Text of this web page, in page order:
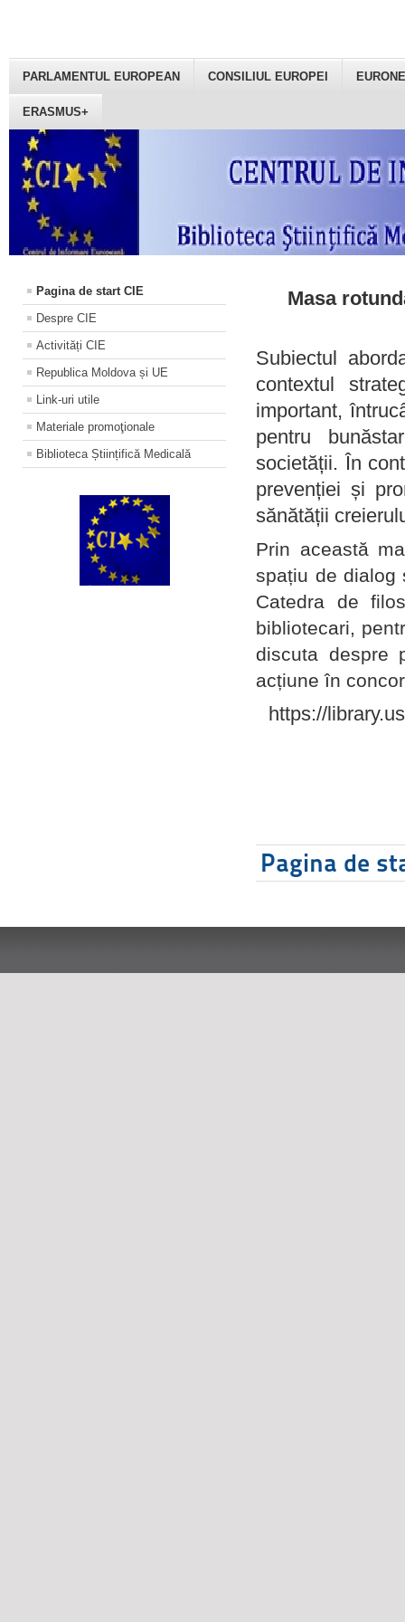
PARLAMENTUL EUROPEAN CONSILIUL EUROPEI
ERASMUS+
Pagina de start CIE
Despre CIE
Activități CIE
Republica Moldova și UE
Link-uri utile
Materiale promoţionale
Biblioteca Științifică Medicală
Masa
Subiectul
contextul
important,
pentru
societății. În
prevenției și
sănătății
Prin această
spațiu de dialog
Catedra de
bibliotecari,
discuta despre
acțiune în
https://
Pagina de